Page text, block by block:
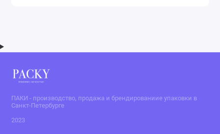
ПАКИ - производство, продажа и брендированиие упаковки в
Санкт-Петербурге
2023